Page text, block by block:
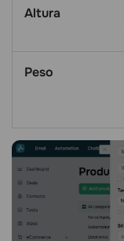
Altura
Peso